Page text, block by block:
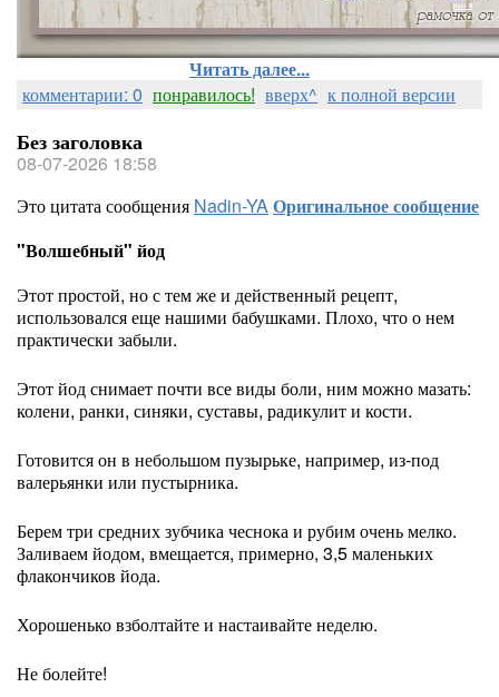
Nata Vi
Читать далее...
комментарии: 0 понравилось! вверх^ к полной версии
Без заголовка
08-07-2026 18:58
Это цитата сообщения Nadin-YAОригинальное сообщение
"Волшебный" йод
Этот простой, но с тем же и действенный рецепт,
использовался еще нашими бабушками. Плохо, что о нем
практически забыли.
Этот йод снимает почти все виды боли, ним можно мазать:
колени, ранки, синяки, суставы, радикулит и кости.
Готовится он в небольшом пузырьке, например, из-под
валерьянки или пустырника.
Берем три средних зубчика чеснока и рубим очень мелко.
Заливаем йодом, вмещается, примерно, 3,5 маленьких
флакончиков йода.
Хорошенько взболтайте и настаивайте неделю.
Не болейте!